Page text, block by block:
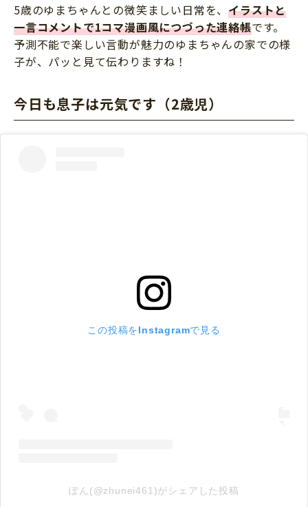
5歳のゆまちゃんとの微笑ましい日常を、イラストと
一言コメントで1コマ漫画風につづった連絡帳です。
予測不能で楽しい言動が魅力のゆまちゃんの家での様
子が、パッと見て伝わりますね！
今日も息子は元気です（2歳児）
この投稿をInstagramで見る
ぽん(@zhunei461)がシェアした投稿